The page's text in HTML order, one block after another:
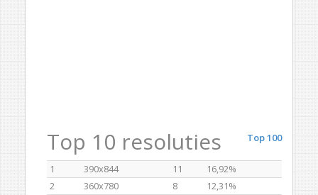
Top 100
Top 10 resoluties
1 390x844 11
16,92%
2
360x780 8
12,31%